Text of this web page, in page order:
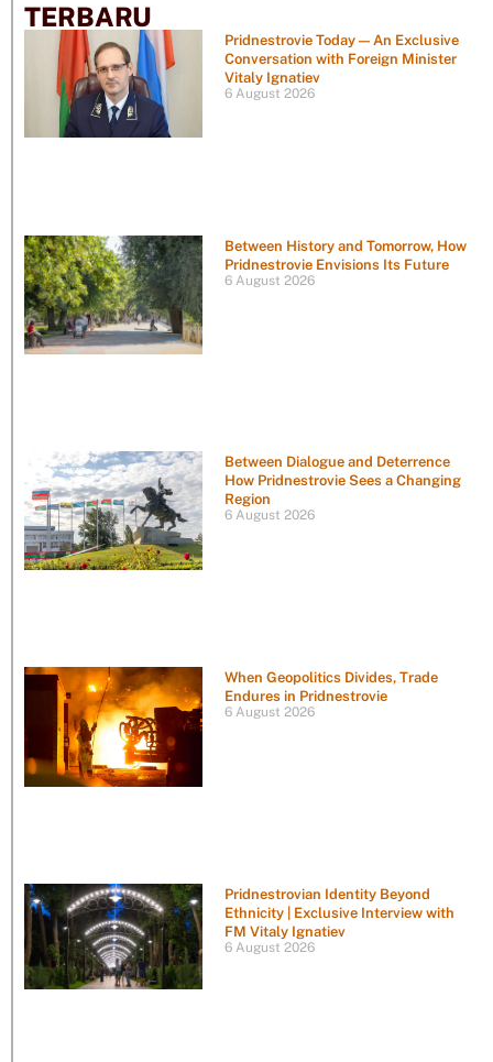
TERBARU
Pridnestrovie Today — An Exclusive
Conversation with Foreign Minister
Vitaly Ignatiev
6 August 2026
Between History and Tomorrow, How
Pridnestrovie Envisions Its Future
6 August 2026
Between Dialogue and Deterrence
How Pridnestrovie Sees a Changing
Region
6 August 2026
When Geopolitics Divides, Trade
Endures in Pridnestrovie
6 August 2026
Pridnestrovian Identity Beyond
Ethnicity | Exclusive Interview with
FM Vitaly Ignatiev
6 August 2026